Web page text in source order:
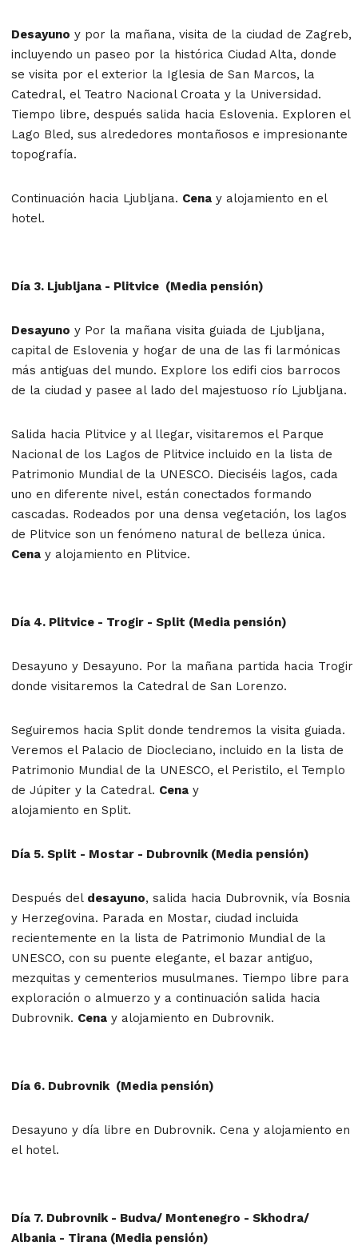
Desayuno y por la mañana, visita de la ciudad de Zagreb,
incluyendo un paseo por la histórica Ciudad Alta, donde
se visita por el exterior la Iglesia de San Marcos, la
Catedral, el Teatro Nacional Croata y la Universidad.
Tiempo libre, después salida hacia Eslovenia. Exploren el
Lago Bled, sus alrededores montañosos e impresionante
topografía.
Continuación hacia Ljubljana. Cena y alojamiento en el
hotel.
Día 3. Ljubljana - Plitvice (Media pensión)
Desayuno y Por la mañana visita guiada de Ljubljana,
capital de Eslovenia y hogar de una de las fi larmónicas
más antiguas del mundo. Explore los edifi cios barrocos
de la ciudad y pasee al lado del majestuoso río Ljubljana.
Salida hacia Plitvice y al llegar, visitaremos el Parque
Nacional de los Lagos de Plitvice incluido en la lista de
Patrimonio Mundial de la UNESCO. Dieciséis lagos, cada
uno en diferente nivel, están conectados formando
cascadas. Rodeados por una densa vegetación, los lagos
de Plitvice son un fenómeno natural de belleza única.
Cena y alojamiento en Plitvice.
Día 4. Plitvice - Trogir - Split (Media pensión)
Desayuno y Desayuno. Por la mañana partida hacia Trogir
donde visitaremos la Catedral de San Lorenzo.
Seguiremos hacia Split donde tendremos la visita guiada.
Veremos el Palacio de Diocleciano, incluido en la lista de
Patrimonio Mundial de la UNESCO, el Peristilo, el Templo
de Júpiter y la Catedral. Cena y
alojamiento en Split.
Día 5. Split - Mostar - Dubrovnik (Media pensión)
Después del desayuno, salida hacia Dubrovnik, vía Bosnia
y Herzegovina. Parada en Mostar, ciudad incluida
recientemente en la lista de Patrimonio Mundial de la
UNESCO, con su puente elegante, el bazar antiguo,
mezquitas y cementerios musulmanes. Tiempo libre para
exploración o almuerzo y a continuación salida hacia
Dubrovnik. Cena y alojamiento en Dubrovnik.
Día 6. Dubrovnik (Media pensión)
Desayuno y día libre en Dubrovnik. Cena y alojamiento en
el hotel.
Día 7. Dubrovnik - Budva/ Montenegro - Skhodra/
Albania - Tirana (Media pensión)